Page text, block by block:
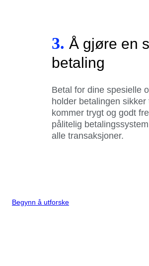
3. Å gjøre en
betaling
Betal for dine spesielle
holder betalingen
kommer trygt og godt
pålitelig
alle transaksjoner.
Begynn å utforske